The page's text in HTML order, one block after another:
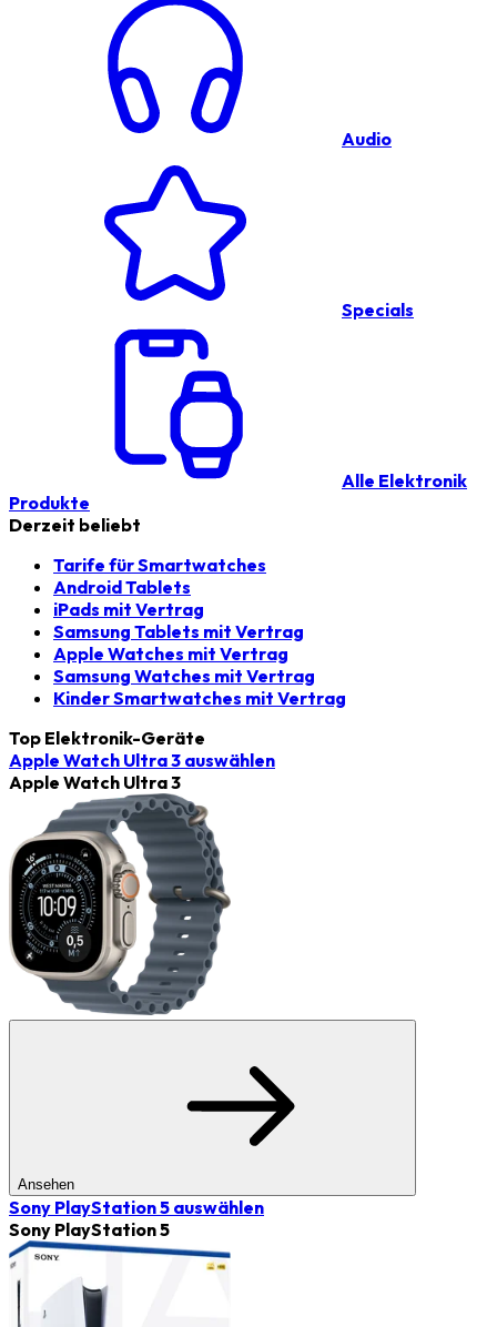
Audio
Specials
Alle Elektronik
Produkte
Derzeit beliebt
Tarife für Smartwatches
Android Tablets
iPads mit Vertrag
Samsung Tablets mit Vertrag
Apple Watches mit Vertrag
Samsung Watches mit Vertrag
Kinder Smartwatches mit Vertrag
Top Elektronik-Geräte
Apple Watch Ultra 3 auswählen
Apple Watch Ultra 3
Ansehen
Sony PlayStation 5 auswählen
Sony PlayStation 5